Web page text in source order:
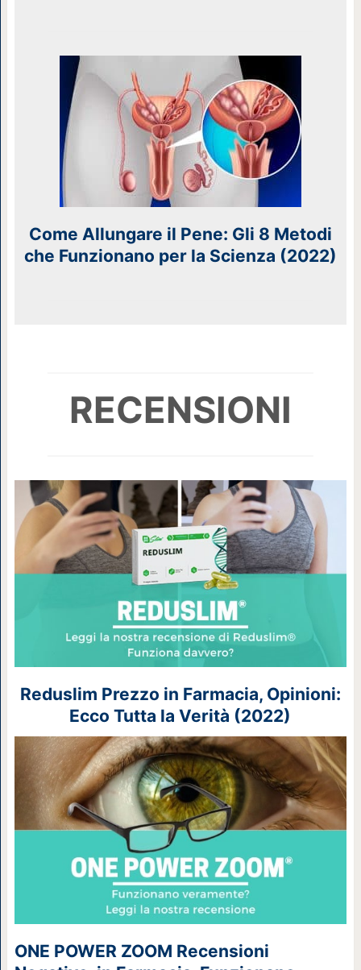
Come Allungare il Pene: Gli 8 Metodi
che Funzionano per la Scienza (2022)
RECENSIONI
Reduslim Prezzo in Farmacia, Opinioni:
Ecco Tutta la Verità (2022)
ONE POWER ZOOM Recensioni